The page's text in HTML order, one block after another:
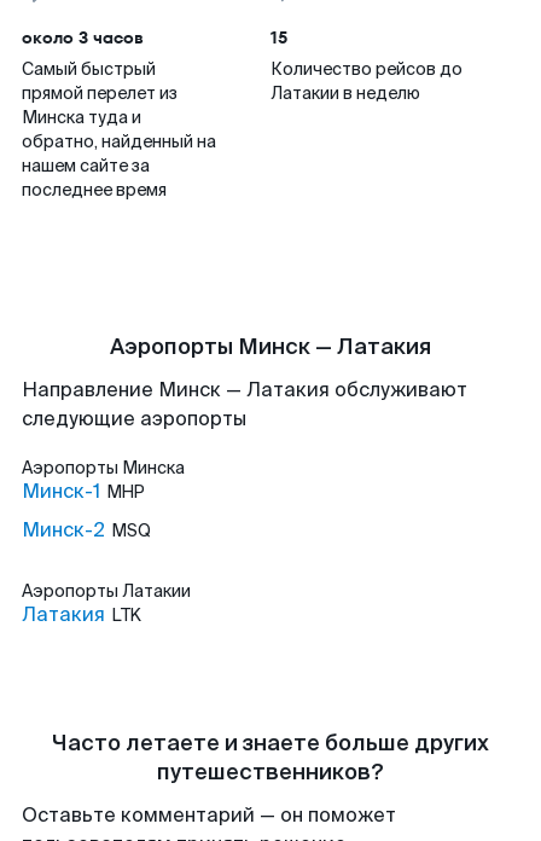
около 3 часов
Самый быстрый
прямой перелет из
Минска туда и
обратно, найденный на
нашем сайте за
последнее время
15
Количество рейсов до
Латакии в неделю
Аэропорты Минск — Латакия
Направление Минск — Латакия обслуживают
следующие аэропорты
Аэропорты Минска
Минск-1 MHP
Минск-2 MSQ
Аэропорты Латакии
Латакия LTK
Часто летаете и знаете больше других
путешественников?
Оставьте комментарий — он поможет